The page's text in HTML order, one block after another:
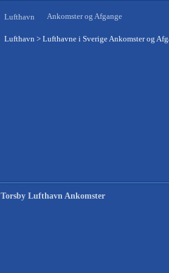
Lufthavn Ankomster og Afgange
Lufthavn > Lufthavne i Sverige Ankomster og
Torsby Lufthavn Ankomster